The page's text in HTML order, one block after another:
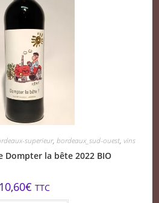
superieur, bordeaux_sud-ouest, vins
Dompter la bête 2022 BIO
10,60€ TTC